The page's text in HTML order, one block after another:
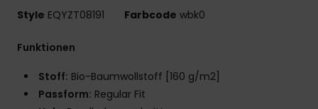
Style EQYZT08191 Farbcode wbk0
Funktionen
Stoff: Bio-Baumwollstoff [160 g/m2]
Passform: Regular Fit